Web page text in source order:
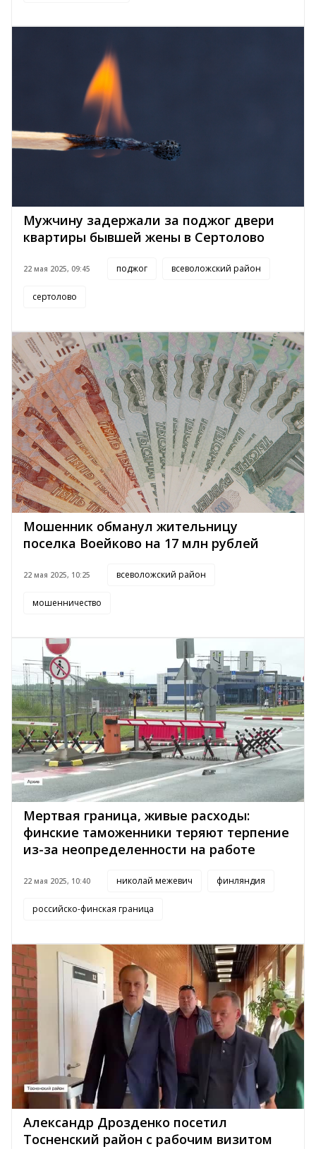
Мужчину задержали за поджог двери
квартиры бывшей жены в Сертолово
22 мая 2025, 09:45 поджог всеволожский район
сертолово
Мошенник обманул жительницу
поселка Воейково на 17 млн рублей
22 мая 2025, 10:25 всеволожский район
мошенничество
Мертвая граница, живые расходы:
финские таможенники теряют терпение
из-за неопределенности на работе
22 мая 2025, 10:40 николай межевич финляндия
российско-финская граница
Александр Дрозденко посетил
Тосненский район с рабочим визитом